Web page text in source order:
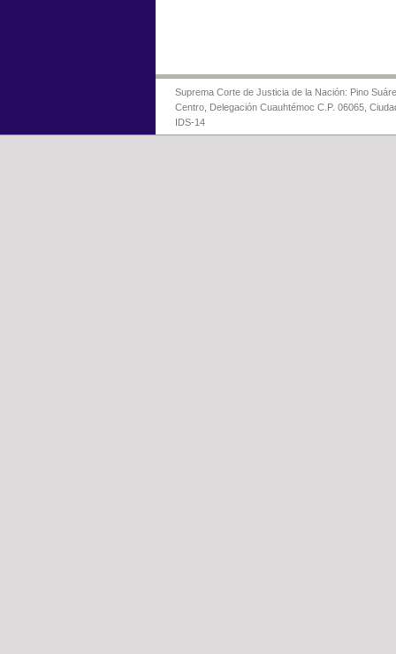
Suprema Corte de Justicia de la Nación: Pino
Centro, Delegación Cuauhtémoc C.P. 06065,
IDS-14